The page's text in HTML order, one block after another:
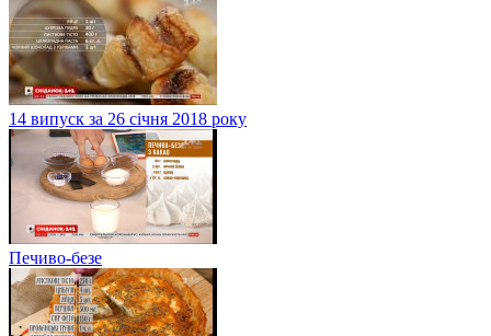
14 випуск за 26 січня 2018 року
Печиво-безе